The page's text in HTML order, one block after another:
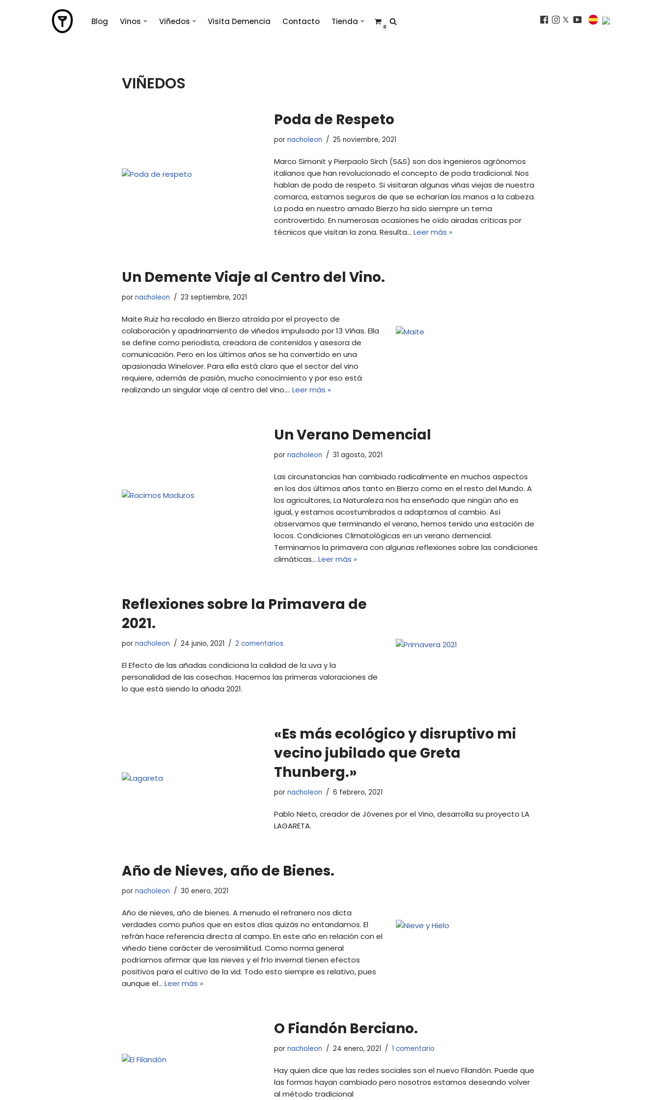
Blog Vinos Viñedos Visita Demencia Contacto Tienda
0
VIÑEDOS
Poda de Respeto
por nacholeon 25 noviembre, 2021
Marco Simonit y Pierpaolo Sirch (S&S) son dos ingenieros agrónomos
italianos que han revolucionado el concepto de poda tradicional. Nos
hablan de poda de respeto. Si visitaran algunas viñas viejas de nuestra
comarca, estamos seguros de que se echarían las manos a la cabeza.
La poda en nuestro amado Bierzo ha sido siempre un tema
controvertido. En numerosas ocasiones he oído airadas críticas por
técnicos que visitan la zona. Resulta… Leer más »
Un Demente Viaje al Centro del Vino.
pornacholeon 23 septiembre, 2021
Maite Ruiz ha recalado en Bierzo atraída por el proyecto de
colaboración y apadrinamiento de viñedos impulsado por 13 Viñas. Ella
se define como periodista, creadora de contenidos y asesora de
comunicación. Pero en los últimos años se ha convertido en una
apasionada Winelover. Para ella está claro que el sector del vino
requiere, además de pasión, mucho conocimiento y por eso está
realizando un singular viaje al centro del vino.…Leer más »
Un Verano Demencial
por nacholeon 31 agosto, 2021
Las circunstancias han cambiado radicalmente en muchos aspectos
en los dos últimos años tanto en Bierzo como en el resto del Mundo. A
los agricultores, La Naturaleza nos ha enseñado que ningún año es
igual, y estamos acostumbrados a adaptarnos al cambio. Así
observamos que terminando el verano, hemos tenido una estación de
locos. Condiciones Climatológicas en un verano demencial.
Terminamos la primavera con algunas reflexiones sobre las condiciones
climáticas… Leer más »
Reflexiones sobre la Primavera de
2021.
pornacholeon 24 junio, 2021 2 comentarios
El Efecto de las añadas condiciona la calidad de la uva y la
personalidad de las cosechas. Hacemos las primeras valoraciones de
lo que está siendo la añada 2021.
«Es más ecológico y disruptivo mi
vecino jubilado que Greta
Thunberg.»
por nacholeon 6 febrero, 2021
Pablo Nieto, creador de Jóvenes por el Vino, desarrolla su proyecto LA
LAGARETA.
Año de Nieves, año de Bienes.
pornacholeon 30 enero, 2021
Año de nieves, año de bienes. A menudo el refranero nos dicta
verdades como puños que en estos días quizás no entandamos. El
refrán hace referencia directa al campo. En este año en relación con el
viñedo tiene carácter de verosimilitud. Como norma general
podríamos afirmar que las nieves y el frío invernal tienen efectos
positivos para el cultivo de la vid. Todo esto siempre es relativo, pues
aunque el…Leer más »
O Fiandón Berciano.
por nacholeon 24 enero, 2021 1 comentario
Hay quien dice que las redes sociales son el nuevo Filandón. Puede que
las formas hayan cambiado pero nosotros estamos deseando volver
al método tradicional